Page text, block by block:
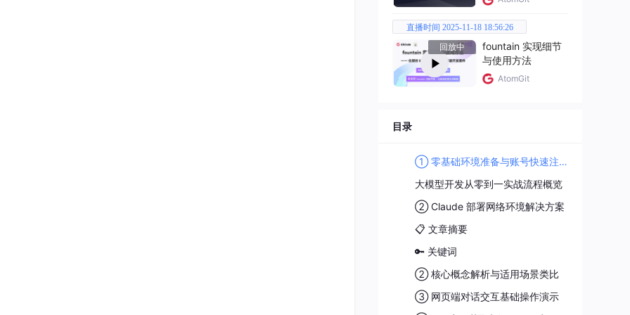
直播时间 2025-11-18 18:56:26
回放中
fountain 实现细节
与使用方法
AtomGit
目录
① 零基础环境准备与账号快速注册
大模型开发从零到一实战流程概览
② Claude 部署网络环境解决方案
📋 文章摘要
🔑 关键词
② 核心概念解析与适用场景类比
③ 网页端对话交互基础操作演示